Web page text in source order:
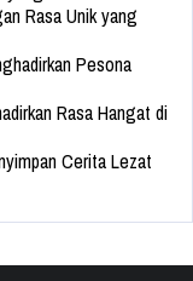
Rasa Unik yang
Pesona
Rasa Hangat di
Cerita Lezat